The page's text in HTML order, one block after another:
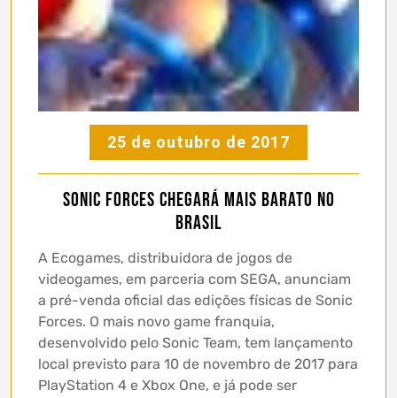
25 de outubro de 2017
Sonic Forces chegará mais barato no
Brasil
A Ecogames, distribuidora de jogos de
videogames, em parceria com SEGA, anunciam
a pré-venda oficial das edições físicas de Sonic
Forces. O mais novo game franquia,
desenvolvido pelo Sonic Team, tem lançamento
local previsto para 10 de novembro de 2017 para
PlayStation 4 e Xbox One, e já pode ser